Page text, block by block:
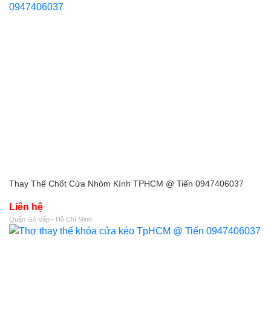
Thay Thế Chốt Cửa Nhôm Kính TPHCM @ Tiến 0947406037
Liên hệ
Quận Gò Vấp - Hồ Chí Minh